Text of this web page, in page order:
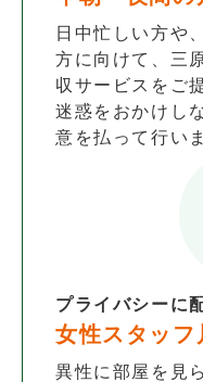
日中忙しい方や
方に向けて、三
収サービスをご
迷惑をおかけし
意を払って行い
プライバシーに
女性スタッフ
異性に部屋を見